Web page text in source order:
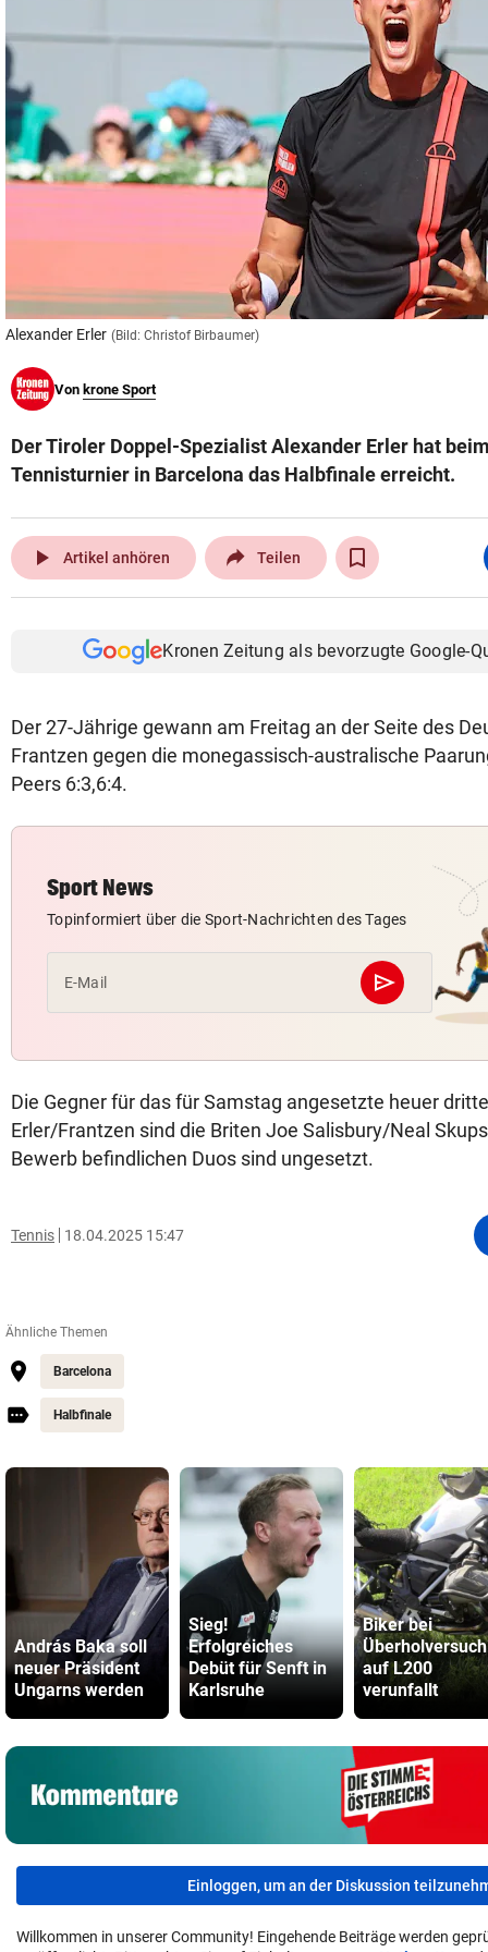
Muthgasse 2, 1190 Wien
Alexander Erler (Bild: Christof Birbaumer)
Von krone Sport
Der Tiroler Doppel-Spezialist Alexander Erler hat
Tennisturnier in Barcelona das Halbfinale erreicht.
play_arrow Artikel anhören Teilen
Kronen Zeitung als bevorzugte Google-
Der 27-Jährige gewann am Freitag an der Seite des
Frantzen gegen die monegassisch-australische
Peers 6:3,6:4.
Sport News
Topinformiert über die Sport-Nachrichten des Tages
E-Mail send
Abschicken
Die Gegner für das für Samstag angesetzte heuer
Erler/Frantzen sind die Briten Joe Salisbury/Neal
Bewerb befindlichen Duos sind ungesetzt.
Tennis 18.04.2025 15:47
Ähnliche Themen
Barcelona
Halbfinale
András Baka soll
neuer Präsident
Ungarns werden
Sieg!
Erfolgreiches
Debüt für Senft in
Karlsruhe
Biker bei
Überholversuch
auf L200
verunfallt
Einloggen, um an der Diskussion
Willkommen in unserer Community! Eingehende Beiträge werden